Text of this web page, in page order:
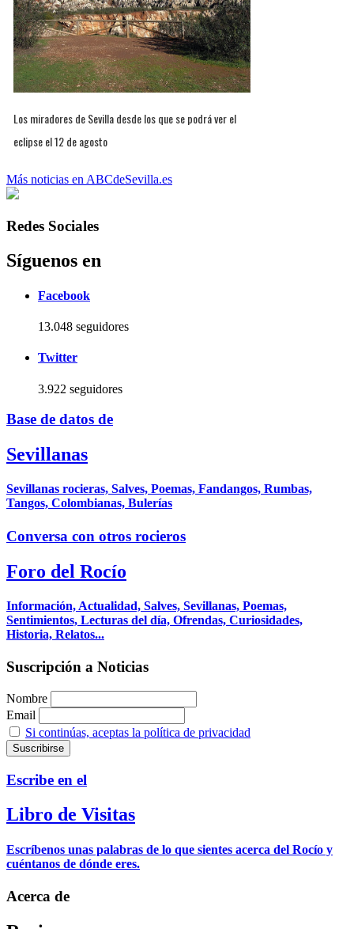
Los miradores de Sevilla desde los que se podrá ver el
eclipse el 12 de agosto
Más noticias en ABCdeSevilla.es
Redes Sociales
Síguenos en
Facebook
13.048 seguidores
Twitter
3.922 seguidores
Base de datos de
Sevillanas
Sevillanas rocieras, Salves, Poemas, Fandangos, Rumbas,
Tangos, Colombianas, Bulerías
Conversa con otros rocieros
Foro del Rocío
Información, Actualidad, Salves, Sevillanas, Poemas,
Sentimientos, Lecturas del día, Ofrendas, Curiosidades,
Historia, Relatos...
Suscripción a Noticias
Nombre
Email
Si continúas, aceptas la política de privacidad
Escribe en el
Libro de Visitas
Escríbenos unas palabras de lo que sientes acerca del Rocío y
cuéntanos de dónde eres.
Acerca de